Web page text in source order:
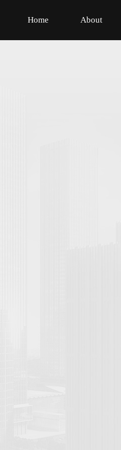
Home About